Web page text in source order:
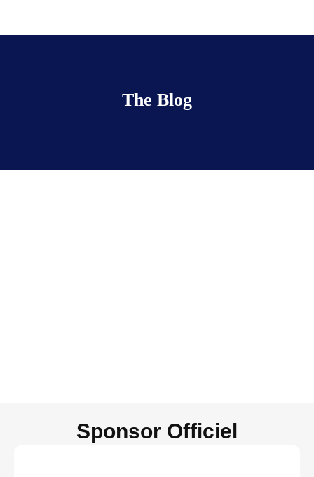
The Blog
Sponsor Officiel